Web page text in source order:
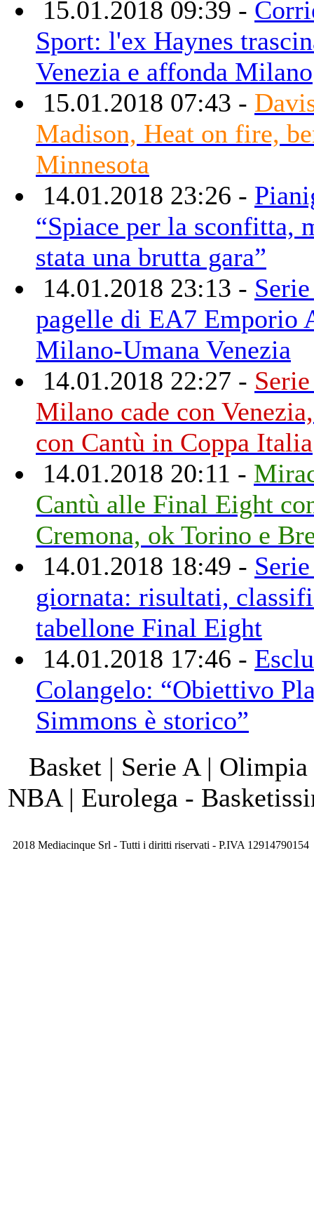
15.01.2018 09:39 -
Sport: l'ex Haynes
Venezia e affonda Milano
15.01.2018 07:43 -
Madison, Heat on fire,
Minnesota
14.01.2018 23:26 -
“Spiace per la sconfitta,
stata una brutta gara”
14.01.2018 23:13 -
pagelle di EA7 Emporio
Milano-Umana Venezia
14.01.2018 22:27 -
Milano cade con
con Cantù in Coppa Italia
14.01.2018 20:11 -
Cantù alle Final Eight
Cremona, ok Torino e
14.01.2018 18:49 -
giornata: risultati,
tabellone Final Eight
14.01.2018 17:46 -
Colangelo: “Obiettivo
Simmons è storico”
Basket | Serie A |
NBA | Eurolega -
2018 Mediacinque Srl - Tutti i diritti riservati - P.IVA 12914790154